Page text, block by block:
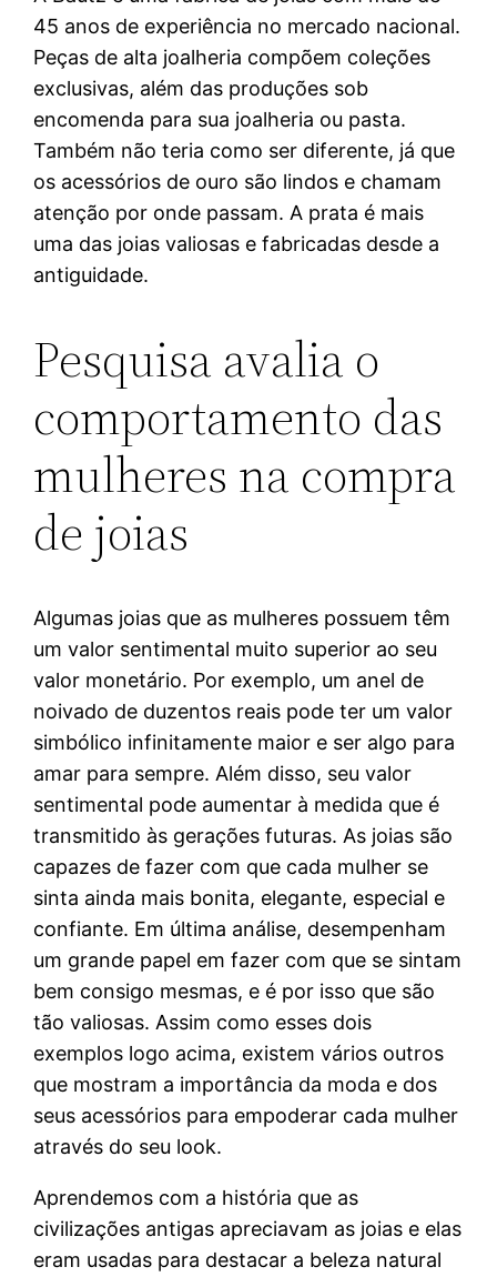
45 anos de experiência no mercado nacional.
Peças de alta joalheria compõem coleções
exclusivas, além das produções sob
encomenda para sua joalheria ou pasta.
Também não teria como ser diferente, já que
os acessórios de ouro são lindos e chamam
atenção por onde passam. A prata é mais
uma das joias valiosas e fabricadas desde a
antiguidade.
Pesquisa avalia o
comportamento das
mulheres na compra
de joias
Algumas joias que as mulheres possuem têm
um valor sentimental muito superior ao seu
valor monetário. Por exemplo, um anel de
noivado de duzentos reais pode ter um valor
simbólico infinitamente maior e ser algo para
amar para sempre. Além disso, seu valor
sentimental pode aumentar à medida que é
transmitido às gerações futuras. As joias são
capazes de fazer com que cada mulher se
sinta ainda mais bonita, elegante, especial e
confiante. Em última análise, desempenham
um grande papel em fazer com que se sintam
bem consigo mesmas, e é por isso que são
tão valiosas. Assim como esses dois
exemplos logo acima, existem vários outros
que mostram a importância da moda e dos
seus acessórios para empoderar cada mulher
através do seu look.
Aprendemos com a história que as
civilizações antigas apreciavam as joias e elas
eram usadas para destacar a beleza natural